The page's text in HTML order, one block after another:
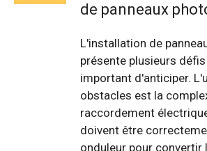
de panneaux
L'installation de
présente plusieurs
important d'anticiper.
obstacles est la
raccordement
doivent être
onduleur pour convertir